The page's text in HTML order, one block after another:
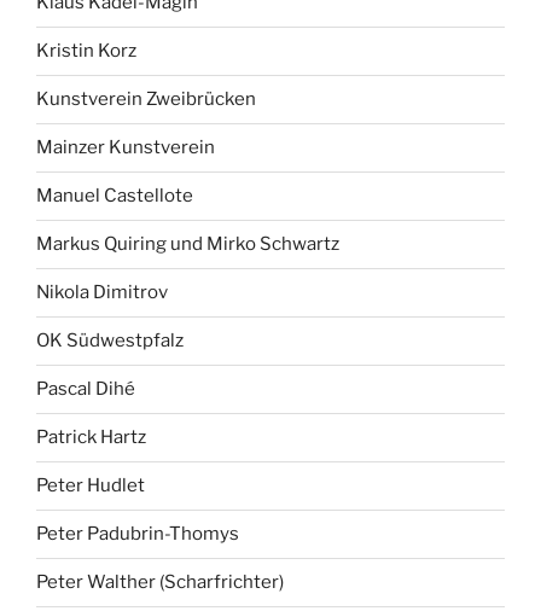
Kristin Korz
Kunstverein Zweibrücken
Mainzer Kunstverein
Manuel Castellote
Markus Quiring und Mirko Schwartz
Nikola Dimitrov
OK Südwestpfalz
Pascal Dihé
Patrick Hartz
Peter Hudlet
Peter Padubrin-Thomys
Peter Walther (Scharfrichter)